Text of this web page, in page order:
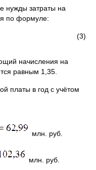
нужды затраты на
по формуле:
(3)
начисления на
равным 1,35.
платы в год с учётом
млн. руб.
млн. руб.